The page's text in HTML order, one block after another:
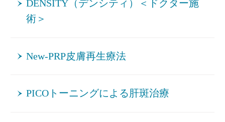
DENSITY（デンシティ）＜ドクター施
術＞
New-PRP皮膚再生療法
PICOトーニングによる肝斑治療